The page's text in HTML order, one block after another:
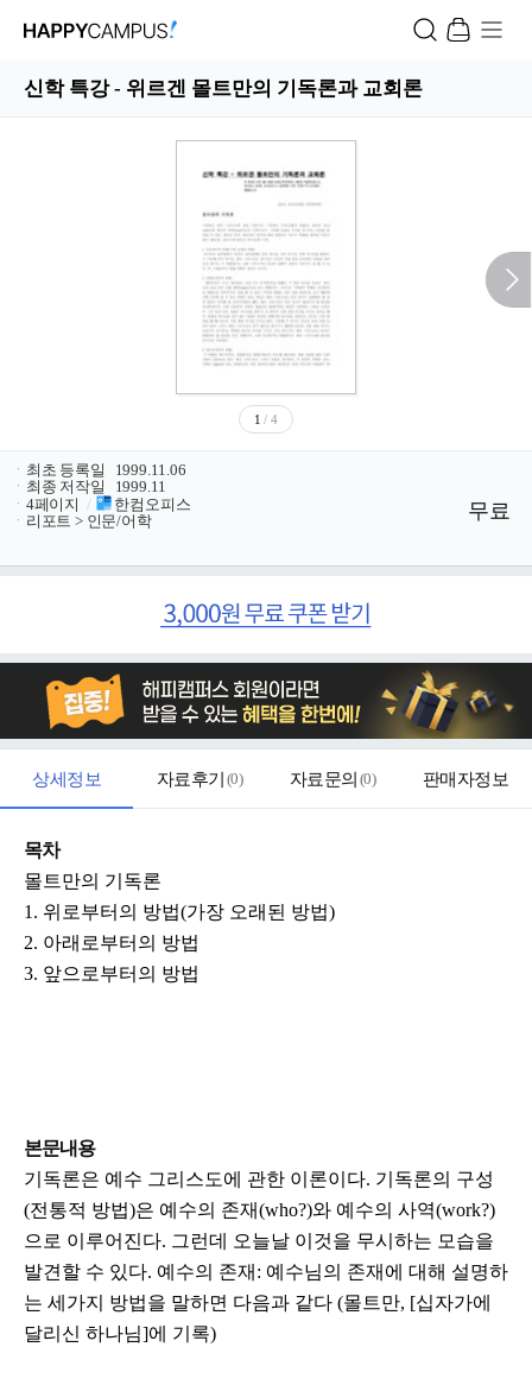
신학 특강 - 위르겐 몰트만의 기독론과 교회론
1 / 4
ㆍ 최초 등록일
1999.11.06
ㆍ 최종 저작일
1999.11
ㆍ 4페이지 /
한컴오피스
ㆍ 리포트 > 인문/어학 무료
상세정보 자료후기 (0) 자료문의 (0) 판매자정보
목차
몰트만의 기독론
1. 위로부터의 방법(가장 오래된 방법)
2. 아래로부터의 방법
3. 앞으로부터의 방법
본문내용
기독론은 예수 그리스도에 관한 이론이다. 기독론의 구성
(전통적 방법)은 예수의 존재(who?)와 예수의 사역(work?)
으로 이루어진다. 그런데 오늘날 이것을 무시하는 모습을
발견할 수 있다. 예수의 존재: 예수님의 존재에 대해 설명하
는 세가지 방법을 말하면 다음과 같다 (몰트만, [십자가에
달리신 하나님]에 기록)